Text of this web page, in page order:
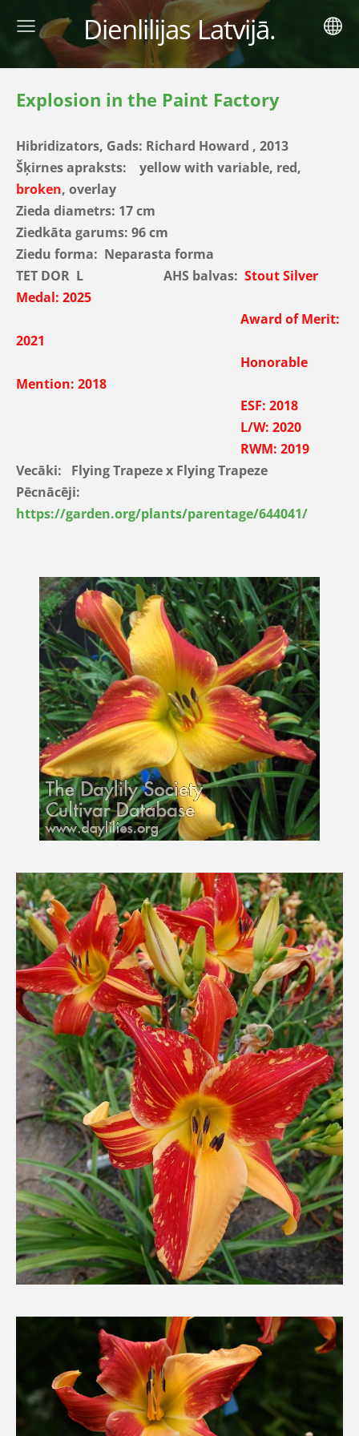
Dienlilijas Latvijā.
Explosion in the Paint Factory
Hibridizators, Gads: Richard Howard , 2013
Šķirnes apraksts:
yellow with variable, red,
broken, overlay
Zieda diametrs: 17 cm
Ziedkāta garums: 96 cm
Ziedu forma: Neparasta forma
TET DOR L AHS balvas: Stout Silver
Medal: 2025
Award of Merit:
2021
Honorable
Mention: 2018
ESF: 2018
L/W: 2020
RWM: 2019
Vecāki:
Flying Trapezex Flying Trapeze
Pēcnācēji:
https://garden.org/plants/parentage/644041/